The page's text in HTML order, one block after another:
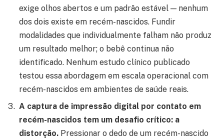
exige olhos abertos e um padrão estável — nenhum
dos dois existe em recém-nascidos. Fundir
modalidades que individualmente falham não produz
um resultado melhor; o bebê continua não
identificado. Nenhum estudo clínico publicado
testou essa abordagem em escala operacional com
recém-nascidos em ambientes de saúde reais.
A captura de impressão digital por contato em
recém-nascidos tem um desafio crítico: a
distorção. Pressionar o dedo de um recém-nascido